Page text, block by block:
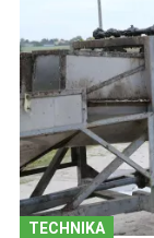
TECHNIKA